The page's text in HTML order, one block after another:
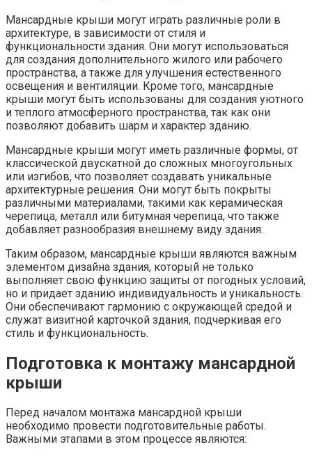
Мансардные крыши могут играть различные роли в
архитектуре, в зависимости от стиля и
функциональности здания. Они могут использоваться
для создания дополнительного жилого или рабочего
пространства, а также для улучшения естественного
освещения и вентиляции. Кроме того, мансардные
крыши могут быть использованы для создания уютного
и теплого атмосферного пространства, так как они
позволяют добавить шарм и характер зданию.
Мансардные крыши могут иметь различные формы, от
классической двускатной до сложных многоугольных
или изгибов, что позволяет создавать уникальные
архитектурные решения. Они могут быть покрыты
различными материалами, такими как керамическая
черепица, металл или битумная черепица, что также
добавляет разнообразия внешнему виду здания.
Таким образом, мансардные крыши являются важным
элементом дизайна здания, который не только
выполняет свою функцию защиты от погодных условий,
но и придает зданию индивидуальность и уникальность.
Они обеспечивают гармонию с окружающей средой и
служат визитной карточкой здания, подчеркивая его
стиль и функциональность.
Подготовка к монтажу мансардной
крыши
Перед началом монтажа мансардной крыши
необходимо провести подготовительные работы.
Важными этапами в этом процессе являются: